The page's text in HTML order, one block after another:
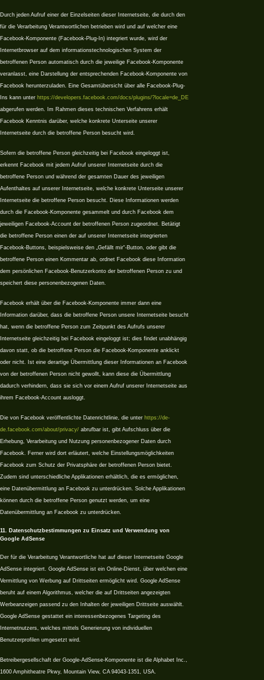
Durch jeden Aufruf einer der Einzelseiten dieser Internetseite, die durch den
für die Verarbeitung Verantwortlichen betrieben wird und auf welcher eine
Facebook-Komponente (Facebook-Plug-In) integriert wurde, wird der
Internetbrowser auf dem informationstechnologischen System der
betroffenen Person automatisch durch die jeweilige Facebook-Komponente
veranlasst, eine Darstellung der entsprechenden Facebook-Komponente von
Facebook herunterzuladen. Eine Gesamtübersicht über alle Facebook-Plug-
Ins kann unter https://developers.facebook.com/docs/plugins/?locale=de_DE
abgerufen werden. Im Rahmen dieses technischen Verfahrens erhält
Facebook Kenntnis darüber, welche konkrete Unterseite unserer
Internetseite durch die betroffene Person besucht wird.
Sofern die betroffene Person gleichzeitig bei Facebook eingeloggt ist,
erkennt Facebook mit jedem Aufruf unserer Internetseite durch die
betroffene Person und während der gesamten Dauer des jeweiligen
Aufenthaltes auf unserer Internetseite, welche konkrete Unterseite unserer
Internetseite die betroffene Person besucht. Diese Informationen werden
durch die Facebook-Komponente gesammelt und durch Facebook dem
jeweiligen Facebook-Account der betroffenen Person zugeordnet. Betätigt
die betroffene Person einen der auf unserer Internetseite integrierten
Facebook-Buttons, beispielsweise den „Gefällt mir“-Button, oder gibt die
betroffene Person einen Kommentar ab, ordnet Facebook diese Information
dem persönlichen Facebook-Benutzerkonto der betroffenen Person zu und
speichert diese personenbezogenen Daten.
Facebook erhält über die Facebook-Komponente immer dann eine
Information darüber, dass die betroffene Person unsere Internetseite besucht
hat, wenn die betroffene Person zum Zeitpunkt des Aufrufs unserer
Internetseite gleichzeitig bei Facebook eingeloggt ist; dies findet unabhängig
davon statt, ob die betroffene Person die Facebook-Komponente anklickt
oder nicht. Ist eine derartige Übermittlung dieser Informationen an Facebook
von der betroffenen Person nicht gewollt, kann diese die Übermittlung
dadurch verhindern, dass sie sich vor einem Aufruf unserer Internetseite aus
ihrem Facebook-Account ausloggt.
Die von Facebook veröffentlichte Datenrichtlinie, die unter https://de-
de.facebook.com/about/privacy/ abrufbar ist, gibt Aufschluss über die
Erhebung, Verarbeitung und Nutzung personenbezogener Daten durch
Facebook. Ferner wird dort erläutert, welche Einstellungsmöglichkeiten
Facebook zum Schutz der Privatsphäre der betroffenen Person bietet.
Zudem sind unterschiedliche Applikationen erhältlich, die es ermöglichen,
eine Datenübermittlung an Facebook zu unterdrücken. Solche Applikationen
können durch die betroffene Person genutzt werden, um eine
Datenübermittlung an Facebook zu unterdrücken.
11. Datenschutzbestimmungen zu Einsatz und Verwendung von
Google AdSense
Der für die Verarbeitung Verantwortliche hat auf dieser Internetseite Google
AdSense integriert. Google AdSense ist ein Online-Dienst, über welchen eine
Vermittlung von Werbung auf Drittseiten ermöglicht wird. Google AdSense
beruht auf einem Algorithmus, welcher die auf Drittseiten angezeigten
Werbeanzeigen passend zu den Inhalten der jeweiligen Drittseite auswählt.
Google AdSense gestattet ein interessenbezogenes Targeting des
Internetnutzers, welches mittels Generierung von individuellen
Benutzerprofilen umgesetzt wird.
Betreibergesellschaft der Google-AdSense-Komponente ist die Alphabet Inc.,
1600 Amphitheatre Pkwy, Mountain View, CA 94043-1351, USA.